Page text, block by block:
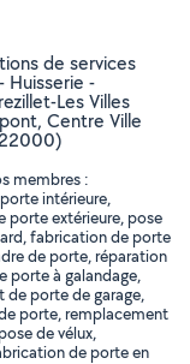
de services
Huisserie -
Les Villes
Centre Ville
membres :
intérieure,
porte extérieure, pose
fabrication de porte
de porte, réparation
porte à galandage,
de porte de garage,
porte, remplacement
de vélux,
de porte en